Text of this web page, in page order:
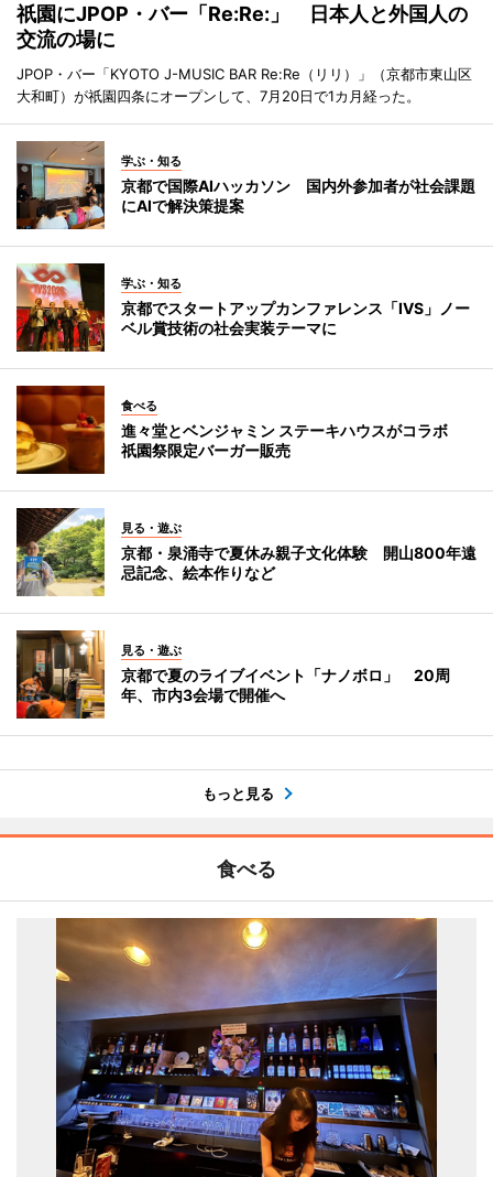
祇園にJPOP・バー「Re:Re:」 日本人と外国人の
交流の場に
JPOP・バー「KYOTO J-MUSIC BAR Re:Re（リリ）」（京都市東山区
大和町）が祇園四条にオープンして、7月20日で1カ月経った。
学ぶ・知る
京都で国際AIハッカソン 国内外参加者が社会課題
にAIで解決策提案
学ぶ・知る
京都でスタートアップカンファレンス「IVS」ノー
ベル賞技術の社会実装テーマに
食べる
進々堂とベンジャミン ステーキハウスがコラボ
祇園祭限定バーガー販売
見る・遊ぶ
京都・泉涌寺で夏休み親子文化体験 開山800年遠
忌記念、絵本作りなど
見る・遊ぶ
京都で夏のライブイベント「ナノボロ」 20周
年、市内3会場で開催へ
もっと見る
食べる